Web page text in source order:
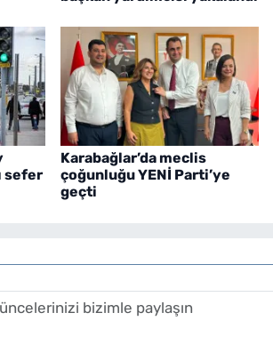
sefer
Karabağlar’da meclis
çoğunluğu YENİ Parti’ye
geçti